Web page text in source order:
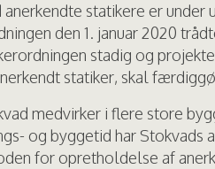
statikere er under
den 1. januar 2020
stadig og
statiker, skal
medvirker i flere store
og byggetid har Stokvads
for opretholdelse af